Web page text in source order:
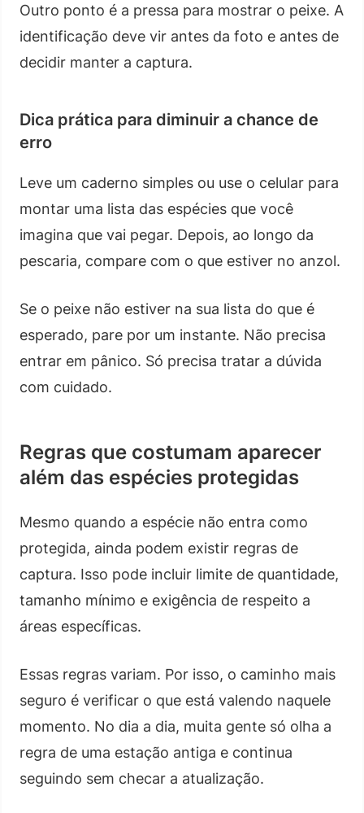
Outro ponto é a pressa para mostrar o peixe. A
identificação deve vir antes da foto e antes de
decidir manter a captura.
Dica prática para diminuir a chance de
erro
Leve um caderno simples ou use o celular para
montar uma lista das espécies que você
imagina que vai pegar. Depois, ao longo da
pescaria, compare com o que estiver no anzol.
Se o peixe não estiver na sua lista do que é
esperado, pare por um instante. Não precisa
entrar em pânico. Só precisa tratar a dúvida
com cuidado.
Regras que costumam aparecer
além das espécies protegidas
Mesmo quando a espécie não entra como
protegida, ainda podem existir regras de
captura. Isso pode incluir limite de quantidade,
tamanho mínimo e exigência de respeito a
áreas específicas.
Essas regras variam. Por isso, o caminho mais
seguro é verificar o que está valendo naquele
momento. No dia a dia, muita gente só olha a
regra de uma estação antiga e continua
seguindo sem checar a atualização.